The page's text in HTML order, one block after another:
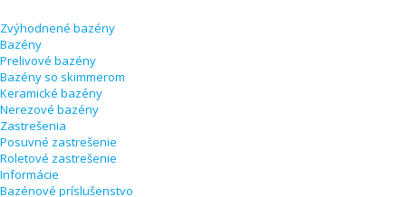
Zvýhodnené bazény
Bazény
Prelivové bazény
Bazény so skimmerom
Keramické bazény
Nerezové bazény
Zastrešenia
Posuvné zastrešenie
Roletové zastrešenie
Informácie
Bazénové príslušenstvo